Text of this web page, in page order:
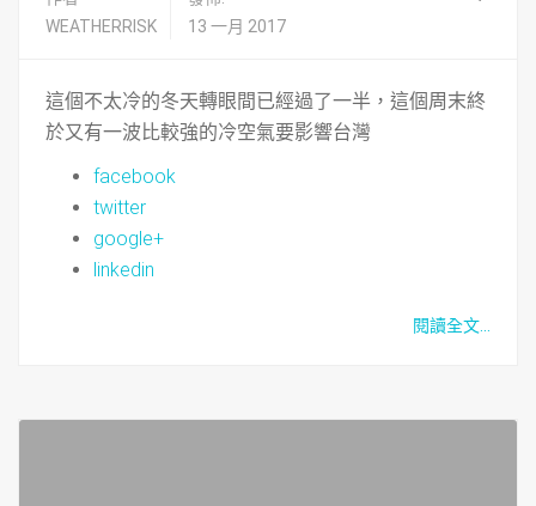
WEATHERRISK
13 一月 2017
這個不太冷的冬天轉眼間已經過了一半，這個周末終
於又有一波比較強的冷空氣要影響台灣
facebook
twitter
google+
linkedin
閱讀全文...